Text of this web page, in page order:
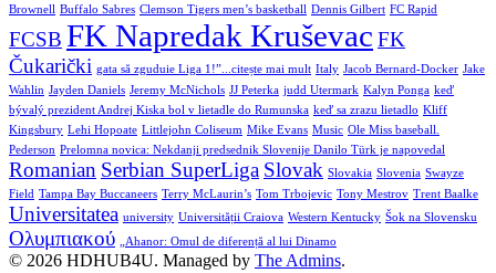
Brownell Buffalo Sabres Clemson Tigers men’s basketball Dennis Gilbert FC Rapid
FCSB FK Napredak Kruševac FK
Čukarički gata să zguduie Liga 1!”...citește mai mult Italy Jacob Bernard-Docker Jake
Wahlin Jayden Daniels Jeremy McNichols JJ Peterka judd Utermark Kalyn Ponga keď
bývalý prezident Andrej Kiska bol v lietadle do Rumunska keď sa zrazu lietadlo Kliff
Kingsbury Lehi Hopoate Littlejohn Coliseum Mike Evans Music Ole Miss baseball.
Pederson Prelomna novica: Nekdanji predsednik Slovenije Danilo Türk je napovedal
Romanian Serbian SuperLiga Slovak Slovakia Slovenia Swayze
Field Tampa Bay Buccaneers Terry McLaurin’s Tom Trbojevic Tony Mestrov Trent Baalke
Universitatea university Universității Craiova Western Kentucky Šok na Slovensku
Ολυμπιακού „Ahanor: Omul de diferență al lui Dinamo
© 2026 HDHUB4U. Managed by The Admins.